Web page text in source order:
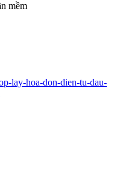
mềm
lay-hoa-don-dien-tu-dau-